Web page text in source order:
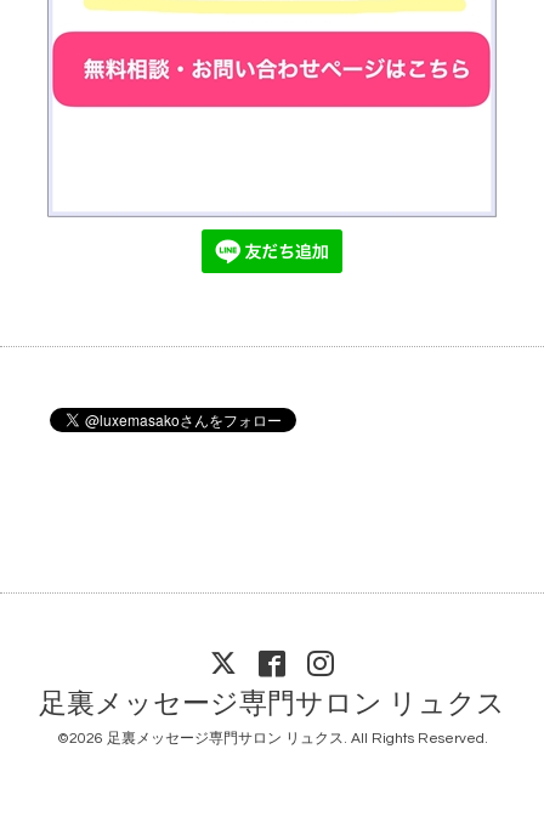
足裏メッセージ専門サロン リュクス
©2026 足裏メッセージ専門サロン リュクス. All Rights Reserved.